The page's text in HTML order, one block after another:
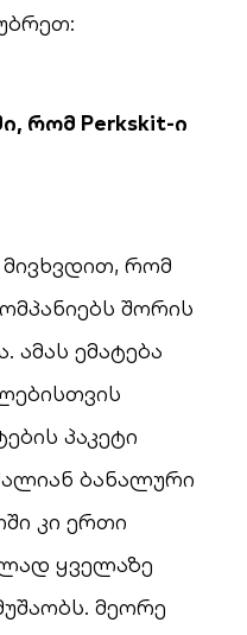
, რომ Perkskit-ი
რომ
შორის
ამას ემატება
პაკეტი
ბანალური
კი ერთი
ყველაზე
მეორე